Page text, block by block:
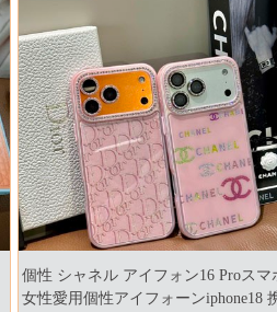
個性 シャネル アイフォン16 Proスマ
女性愛用個性アイフォーンiphone18